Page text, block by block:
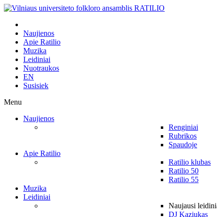
Naujienos
Apie Ratilio
Muzika
Leidiniai
Nuotraukos
EN
Susisiek
Menu
Naujienos
Renginiai
Rubrikos
Spaudoje
Apie Ratilio
Ratilio klubas
Ratilio 50
Ratilio 55
Muzika
Leidiniai
Naujausi
DJ Kaziukas